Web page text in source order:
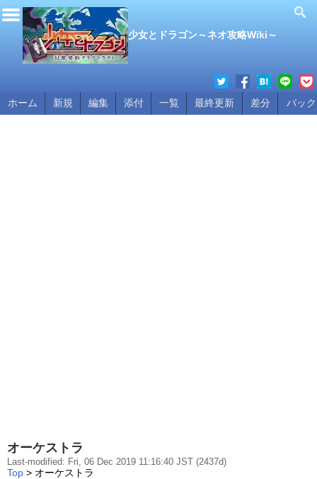
少女とドラゴン～ネオ攻略Wiki～
ホーム 新規 編集 添付 一覧 最終更新 差分 バッ
オーケストラ
Last-modified: Fri, 06 Dec 2019 11:16:40 JST (2437d)
Top > オーケストラ